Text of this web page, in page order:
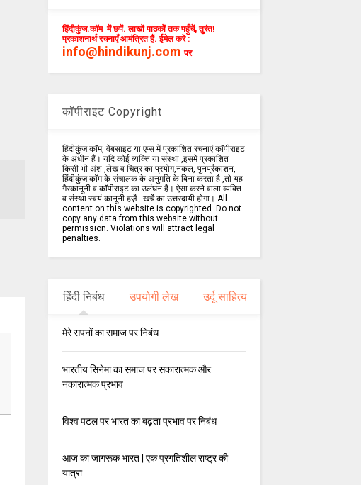
हिंदीकुंज.कॉम में छपें. लाखों पाठकों तक पहुँचें, तुरंत!
प्रकाशनार्थ रचनाएँ आमंत्रित हैं. ईमेल करें :
info@hindikunj.com पर
कॉपीराइट Copyright
हिंदीकुंज.कॉम, वेबसाइट या एप्स में प्रकाशित रचनाएं कॉपीराइट
के अधीन हैं। यदि कोई व्यक्ति या संस्था ,इसमें प्रकाशित
किसी भी अंश ,लेख व चित्र का प्रयोग,नकल, पुनर्प्रकाशन,
हिंदीकुंज.कॉम के संचालक के अनुमति के बिना करता है ,तो यह
गैरकानूनी व कॉपीराइट का उलंघन है। ऐसा करने वाला व्यक्ति
व संस्था स्वयं कानूनी हर्ज़े - खर्चे का उत्तरदायी होगा। All
content on this website is copyrighted. Do not
copy any data from this website without
permission. Violations will attract legal
penalties.
हिंदी निबंध उपयोगी लेख उर्दू साहित्य
मेरे सपनों का समाज पर निबंध
भारतीय सिनेमा का समाज पर सकारात्मक और
नकारात्मक प्रभाव
विश्व पटल पर भारत का बढ़ता प्रभाव पर निबंध
आज का जागरूक भारत | एक प्रगतिशील राष्ट्र की
यात्रा